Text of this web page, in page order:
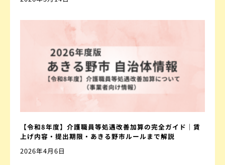
【令和8年度】介護職員等処遇改善加算の完全ガイド｜賃
上げ内容・提出期限・あきる野市ルールまで解説
2026年4月6日